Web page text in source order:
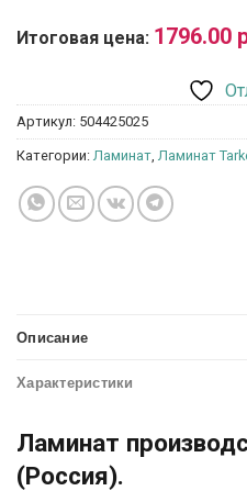
Итоговая цена: 1796.00
Артикул: 504425025
Категории: Ламинат Ламинат
Описание
Характеристики
Ламинат
(Россия).